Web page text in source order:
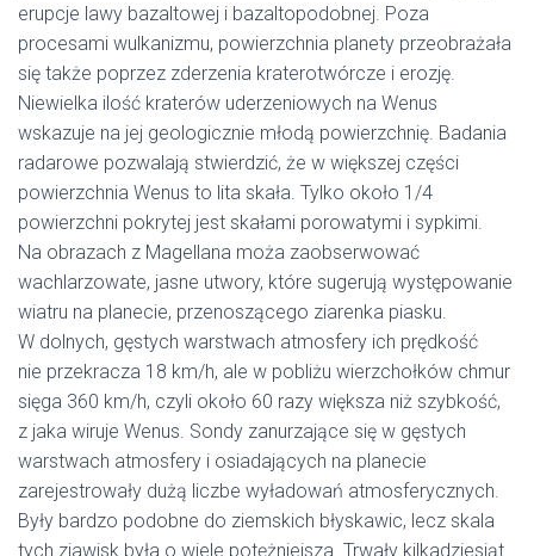
erupcje lawy bazaltowej i bazaltopodobnej. Poza
procesami wulkanizmu, powierzchnia planety przeobrażała
się także poprzez zderzenia kraterotwórcze i erozję.
Niewielka ilość kraterów uderzeniowych na Wenus
wskazuje na jej geologicznie młodą powierzchnię. Badania
radarowe pozwalają stwierdzić, że w większej części
powierzchnia Wenus to lita skała. Tylko około 1/4
powierzchni pokrytej jest skałami porowatymi i sypkimi.
Na obrazach z Magellana moża zaobserwować
wachlarzowate, jasne utwory, które sugerują występowanie
wiatru na planecie, przenoszącego ziarenka piasku.
W dolnych, gęstych warstwach atmosfery ich prędkość
nie przekracza 18 km/h, ale w pobliżu wierzchołków chmur
sięga 360 km/h, czyli około 60 razy większa niż szybkość,
z jaka wiruje Wenus. Sondy zanurzające się w gęstych
warstwach atmosfery i osiadających na planecie
zarejestrowały dużą liczbe wyładowań atmosferycznych.
Były bardzo podobne do ziemskich błyskawic, lecz skala
tych zjawisk była o wiele potężniejsza. Trwały kilkadziesiąt